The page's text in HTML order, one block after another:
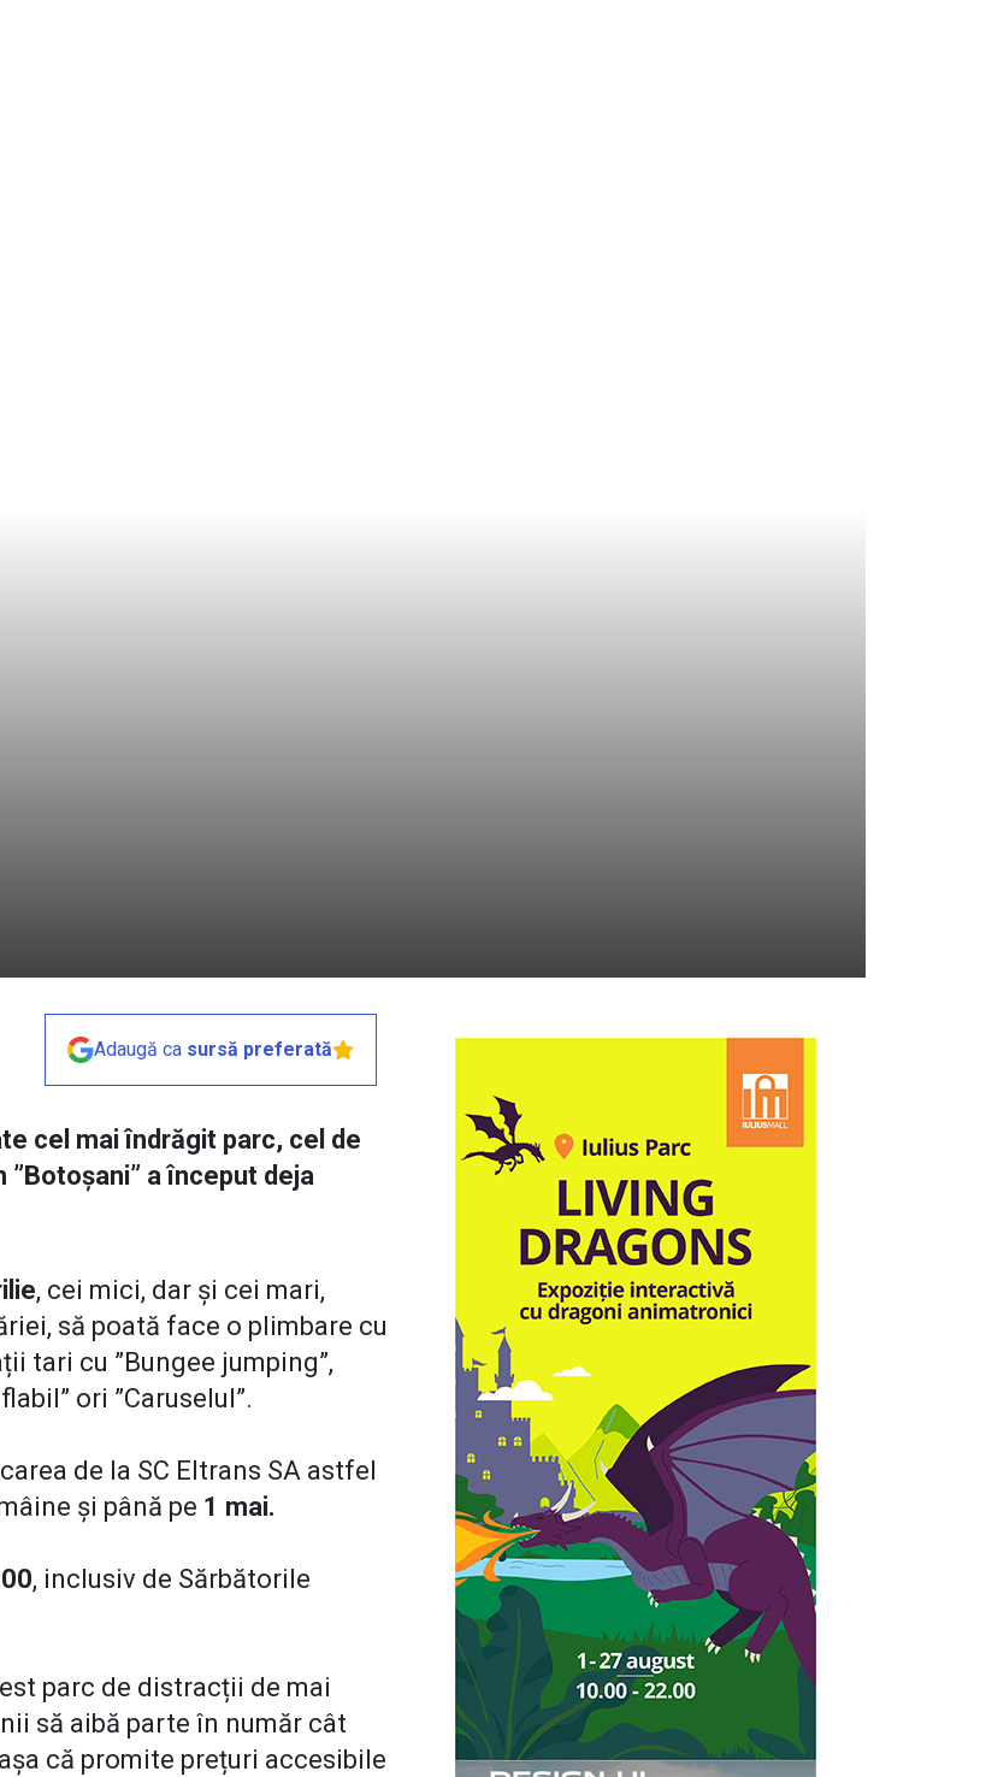
Adaugă ca sursă preferată
cel mai îndrăgit parc, cel de
a început deja
, cei mici, dar și cei mari,
să poată face o plimbare cu
tari cu ”Bungee jumping”,
ori ”Caruselul”.
de la SC Eltrans SA astfel
și până pe 1 mai.
, inclusiv de Sărbătorile
parc de distracții de mai
să aibă parte în număr cât
că promite prețuri accesibile